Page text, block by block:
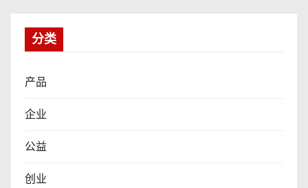
分类
产品
企业
公益
创业